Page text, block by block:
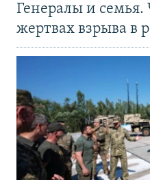
Генералы и семья.
жертвах взрыва в